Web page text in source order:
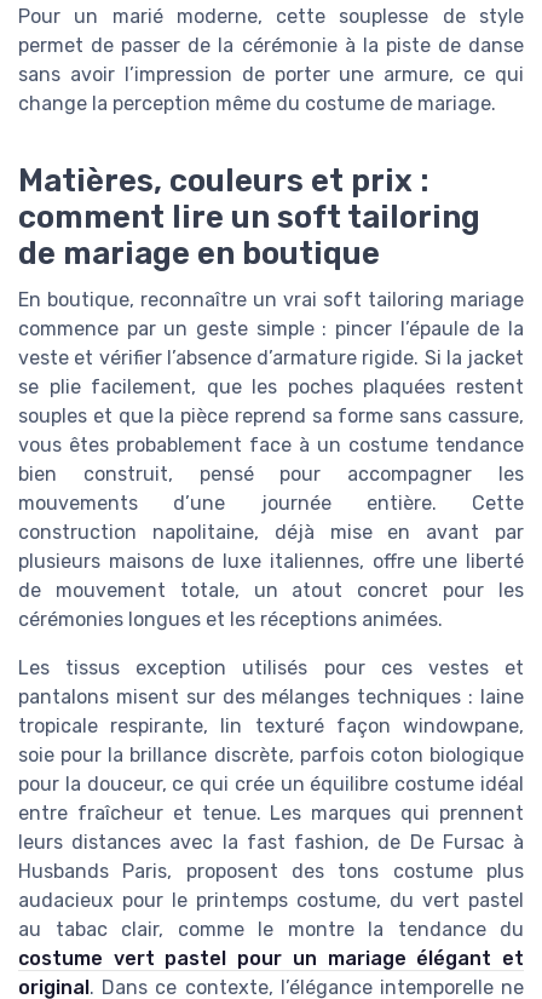
Pour un marié moderne, cette souplesse de style
permet de passer de la cérémonie à la piste de danse
sans avoir l’impression de porter une armure, ce qui
change la perception même du costume de mariage.
Matières, couleurs et prix :
comment lire un soft tailoring
de mariage en boutique
En boutique, reconnaître un vrai soft tailoring mariage
commence par un geste simple : pincer l’épaule de la
veste et vérifier l’absence d’armature rigide. Si la jacket
se plie facilement, que les poches plaquées restent
souples et que la pièce reprend sa forme sans cassure,
vous êtes probablement face à un costume tendance
bien construit, pensé pour accompagner les
mouvements d’une journée entière. Cette
construction napolitaine, déjà mise en avant par
plusieurs maisons de luxe italiennes, offre une liberté
de mouvement totale, un atout concret pour les
cérémonies longues et les réceptions animées.
Les tissus exception utilisés pour ces vestes et
pantalons misent sur des mélanges techniques : laine
tropicale respirante, lin texturé façon windowpane,
soie pour la brillance discrète, parfois coton biologique
pour la douceur, ce qui crée un équilibre costume idéal
entre fraîcheur et tenue. Les marques qui prennent
leurs distances avec la fast fashion, de De Fursac à
Husbands Paris, proposent des tons costume plus
audacieux pour le printemps costume, du vert pastel
au tabac clair, comme le montre la tendance du
costume vert pastel pour un mariage élégant et
original. Dans ce contexte, l’élégance intemporelle ne